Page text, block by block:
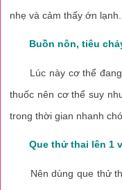
nhẹ và cảm thấy ớn lạnh.
Buồn nôn, tiêu
Lúc này cơ thể đang
thuốc nên cơ thể suy
trong thời gian nhanh
Que thử thai lên 1
Nên dùng que thử